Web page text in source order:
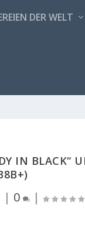
DER WELT
IN BLACK“
| 0 |